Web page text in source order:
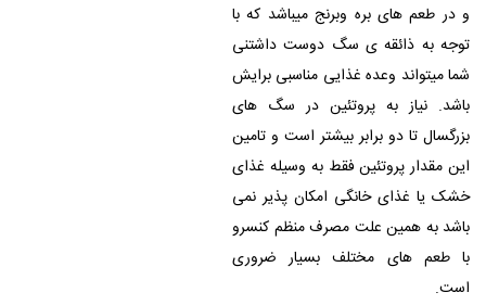
و در طعم های بره وبرنج میباشد که با
توجه به ذائقه ی سگ دوست داشتنی
شما میتواند وعده غذایی مناسبی برایش
باشد. نیاز به پروتئین در سگ های
بزرگسال تا دو برابر بیشتر است و تامین
این مقدار پروتئین فقط به وسیله غذای
خشک یا غذای خانگی امکان پذیر نمی
باشد به همین علت مصرف منظم کنسرو
با طعم های مختلف بسیار ضروری
است.